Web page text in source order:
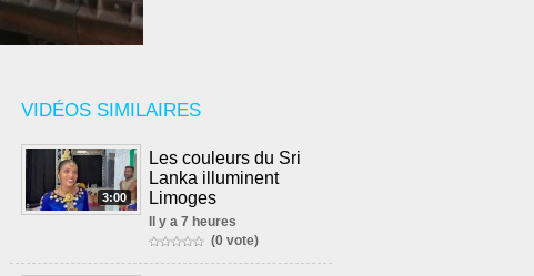
VIDÉOS SIMILAIRES
3:00
Les couleurs du Sri
Lanka illuminent
Limoges
Il y a 7 heures
(0 vote)